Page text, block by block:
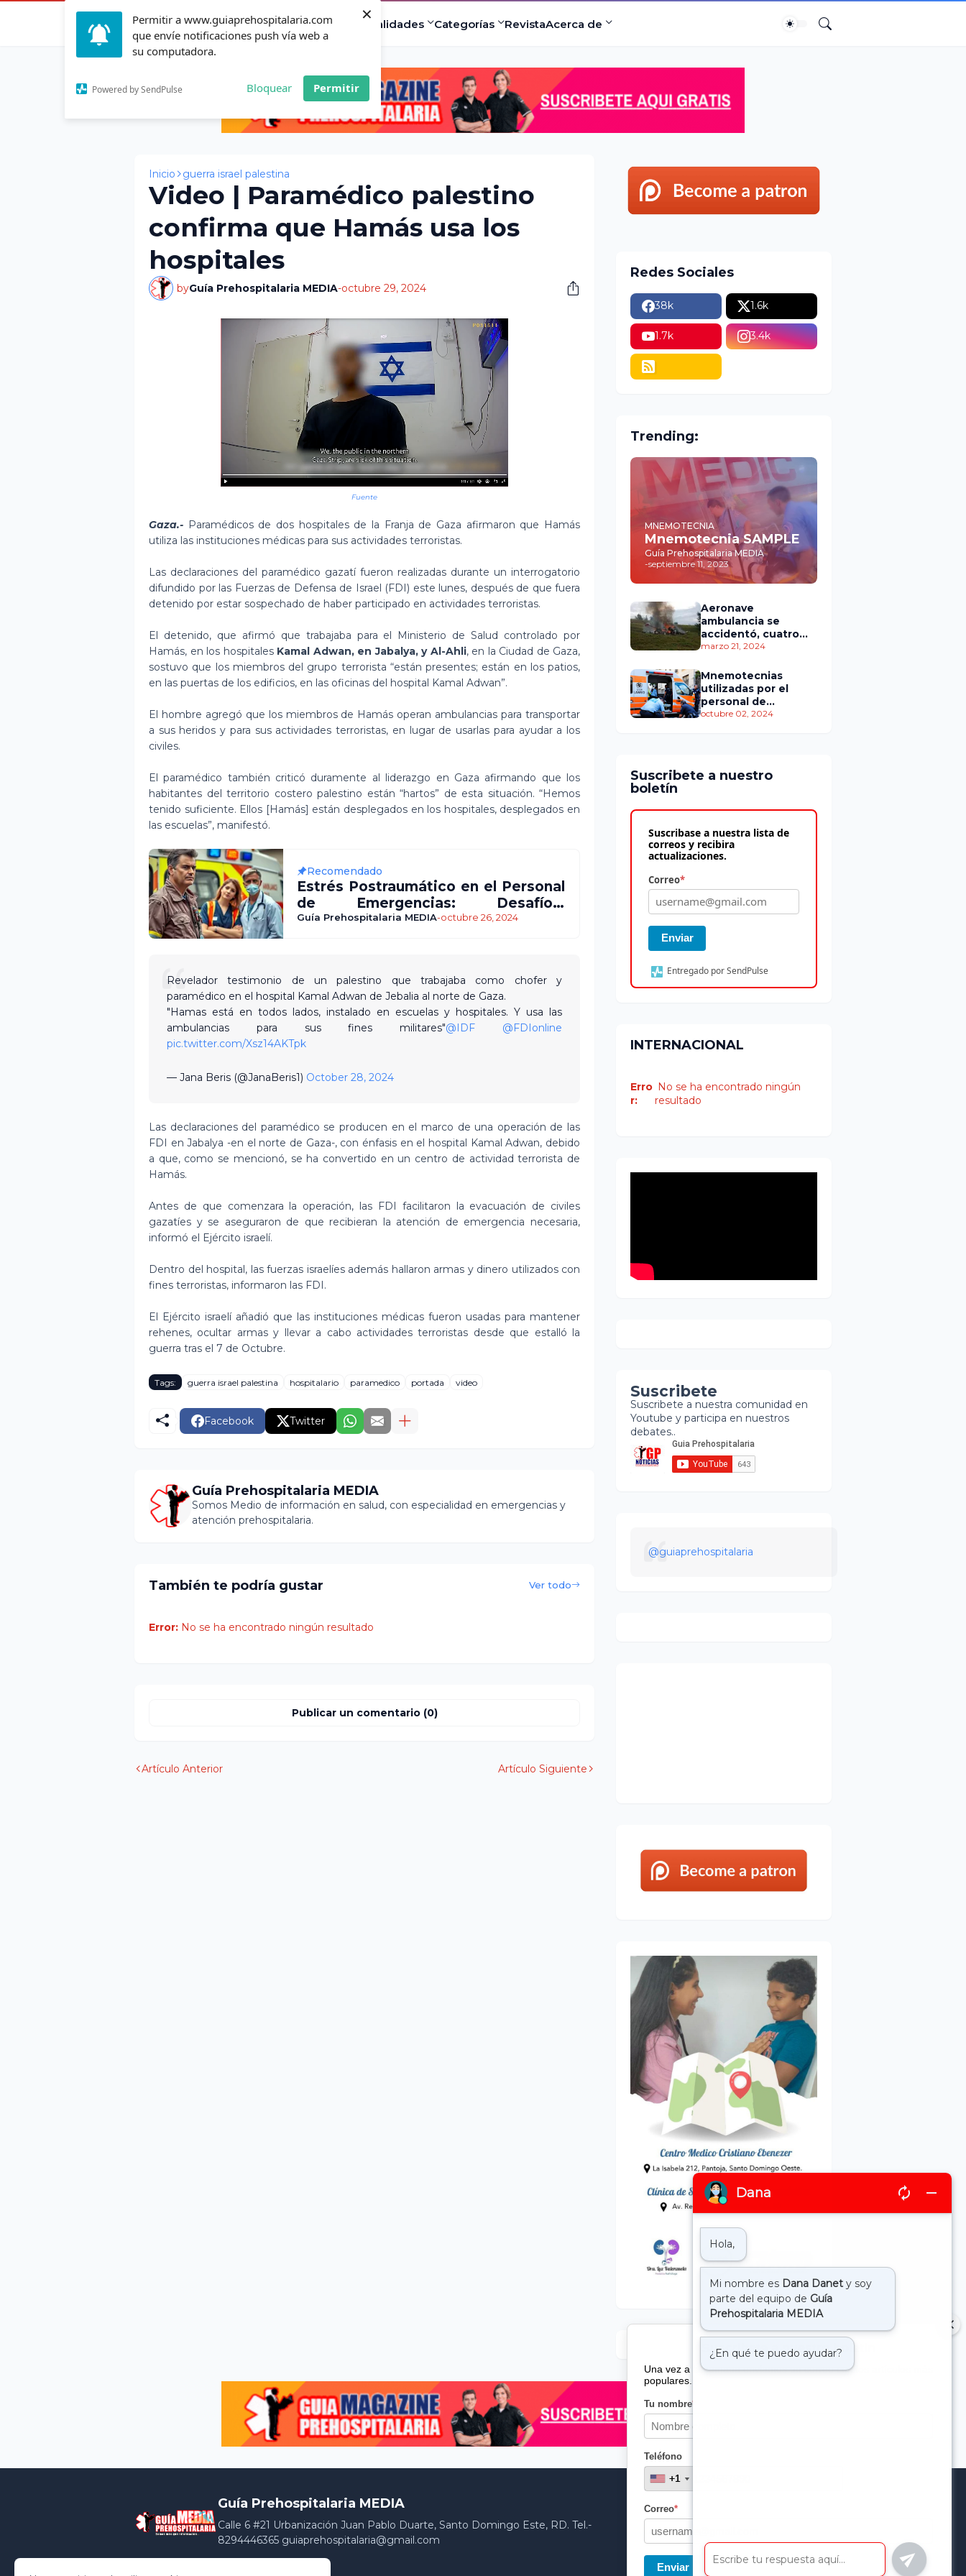
Permitir a www.guiaprehospitalaria.com
que envíe notificaciones push vía web a
su computadora.
Powered by SendPulse Bloquear Permitir
×
InicioActualidad Especialidades Categorías RevistaAcerca de
Inicio guerra israel palestina
Video | Paramédico palestino
confirma que Hamás usa los
hospitales
byGuía Prehospitalaria MEDIA-octubre 29, 2024
Fuente
Gaza.- Paramédicos de dos hospitales de la Franja de Gaza afirmaron que Hamás
utiliza las instituciones médicas para sus actividades terroristas.
Las declaraciones del paramédico gazatí fueron realizadas durante un interrogatorio
difundido por las Fuerzas de Defensa de Israel (FDI) este lunes, después de que fuera
detenido por estar sospechado de haber participado en actividades terroristas.
El detenido, que afirmó que trabajaba para el Ministerio de Salud controlado por
Hamás, en los hospitales Kamal Adwan, en Jabalya, y Al-Ahli, en la Ciudad de Gaza,
sostuvo que los miembros del grupo terrorista “están presentes; están en los patios,
en las puertas de los edificios, en las oficinas del hospital Kamal Adwan”.
El hombre agregó que los miembros de Hamás operan ambulancias para transportar
a sus heridos y para sus actividades terroristas, en lugar de usarlas para ayudar a los
civiles.
El paramédico también criticó duramente al liderazgo en Gaza afirmando que los
habitantes del territorio costero palestino están “hartos” de esta situación. “Hemos
tenido suficiente. Ellos [Hamás] están desplegados en los hospitales, desplegados en
las escuelas”, manifestó.
Recomendado
Estrés Postraumático en el Personal
de Emergencias: Desafíos,
Prevención y Tratamiento
Guía Prehospitalaria MEDIA-octubre 26, 2024
Revelador testimonio de un palestino que trabajaba como chofer y
paramédico en el hospital Kamal Adwan de Jebalia al norte de Gaza.
"Hamas está en todos lados, instalado en escuelas y hospitales. Y usa las
ambulancias para sus fines militares"@IDF
@FDIonline
pic.twitter.com/Xsz14AKTpk
— Jana Beris (@JanaBeris1) October 28, 2024
Las declaraciones del paramédico se producen en el marco de una operación de las
FDI en Jabalya -en el norte de Gaza-, con énfasis en el hospital Kamal Adwan, debido
a que, como se mencionó, se ha convertido en un centro de actividad terrorista de
Hamás.
Antes de que comenzara la operación, las FDI facilitaron la evacuación de civiles
gazatíes y se aseguraron de que recibieran la atención de emergencia necesaria,
informó el Ejército israelí.
Dentro del hospital, las fuerzas israelíes además hallaron armas y dinero utilizados con
fines terroristas, informaron las FDI.
El Ejército israelí añadió que las instituciones médicas fueron usadas para mantener
rehenes, ocultar armas y llevar a cabo actividades terroristas desde que estalló la
guerra tras el 7 de Octubre.
Tags: guerra israel palestina hospitalario paramedico portada video
Facebook Twitter
Guía Prehospitalaria MEDIA
Somos Medio de información en salud, con especialidad en emergencias y
atención prehospitalaria.
También te podría gustar Ver todo
Error: No se ha encontrado ningún resultado
Publicar un comentario (0)
Artículo Anterior Artículo Siguiente
Redes Sociales
38k 1.6k
1.7k 3.4k
Trending:
MNEMOTECNIA
Mnemotecnia SAMPLE
Guía Prehospitalaria MEDIA
-septiembre 11, 2023
Aeronave
ambulancia se
accidentó, cuatro
personas murieron
marzo 21, 2024
Mnemotecnias
utilizadas por el
personal de
atención
octubre 02, 2024
Suscribete a nuestro
boletín
Suscribase a nuestra lista de
correos y recibira
actualizaciones.
Correo*
Enviar
Entregado por SendPulse
INTERNACIONAL
Erro
r:
No se ha encontrado ningún
resultado
Suscribete
Suscribete a nuestra comunidad en
Youtube y participa en nuestros
debates..
@guiaprehospitalaria
Suscribete a nuestro boletin
Una vez a la semana enviamos un correo con los artículos más
populares.
Tu nombre*
Teléfono
+1
+1
Correo*
Enviar
Guía Prehospitalaria MEDIA
Calle 6 #21 Urbanización Juan Pablo Duarte, Santo Domingo Este, RD. Tel.-
8294446365 guiaprehospitalaria@gmail.com